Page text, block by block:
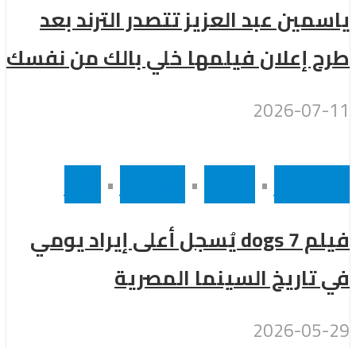
ياسمين عبد العزيز تتصدر الترند بعد
طرح إعلان فيلمها خلي بالك من نفسك
2026-07-11
•
•
•
فيلم 7 dogs يُسجل أعلى إيراد يومي
في تاريخ السينما المصرية
2026-05-29